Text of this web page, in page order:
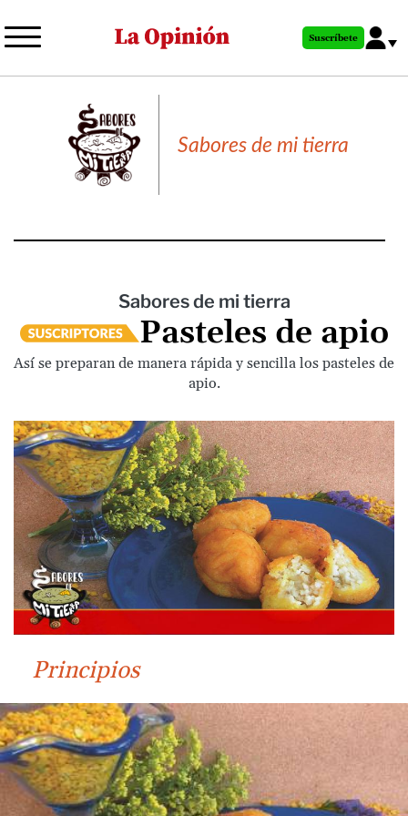
al
principal
Suscríbete
Sabores de mi tierra
Sabores de mi tierra
Pasteles de apio
Así se preparan de manera rápida y sencilla los pasteles de
apio.
Principios